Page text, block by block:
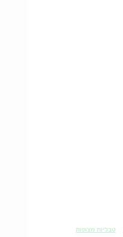
טבליות מצופות